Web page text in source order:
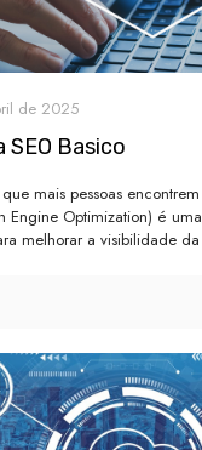
de 2025
SEO Basico
mais pessoas
Engine Optimization) é
melhorar a visibilidade